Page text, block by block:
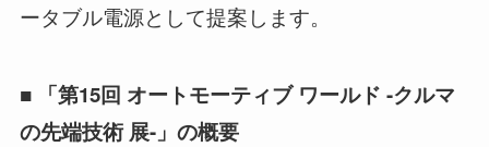
ータブル電源として提案します。
■ 「第15回 オートモーティブ ワールド -クルマ
の先端技術 展-」の概要